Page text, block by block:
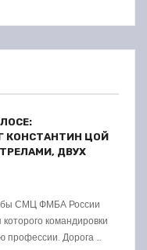
КОНСТАНТИН ЦОЙ
ДВУХ
СМЦ ФМБА России
командировки
профессии. Дорога …